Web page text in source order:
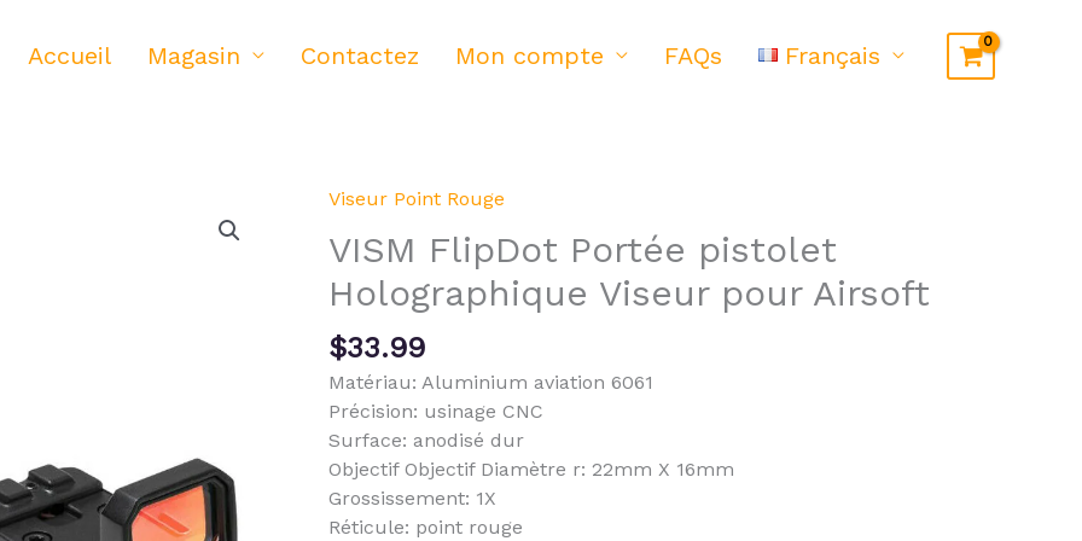
Accueil Magasin Contactez Mon compte FAQs Français
Viseur Point Rouge
VISM FlipDot Portée pistolet
Holographique Viseur pour Airsoft
$33.99
Matériau: Aluminium aviation 6061
Précision: usinage CNC
Surface: anodisé dur
Objectif Objectif Diamètre r: 22mm X 16mm
Grossissement: 1X
Réticule: point rouge